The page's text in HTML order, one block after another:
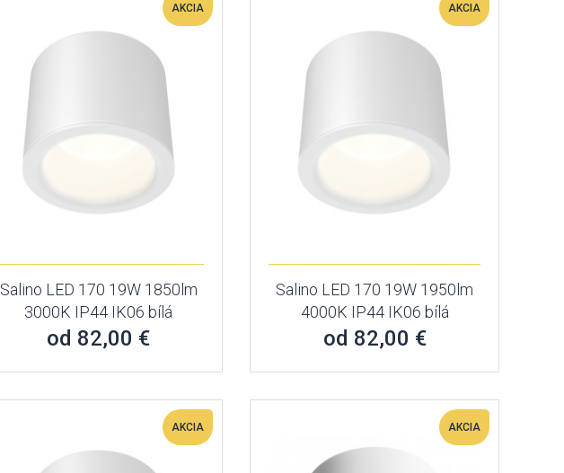
AKCIA
Salino LED 170 19W 1850lm
3000K IP44 IK06 bílá
od 82,00 €
AKCIA
Salino LED 170 19W 1950lm
4000K IP44 IK06 bílá
od 82,00 €
AKCIA AKCIA